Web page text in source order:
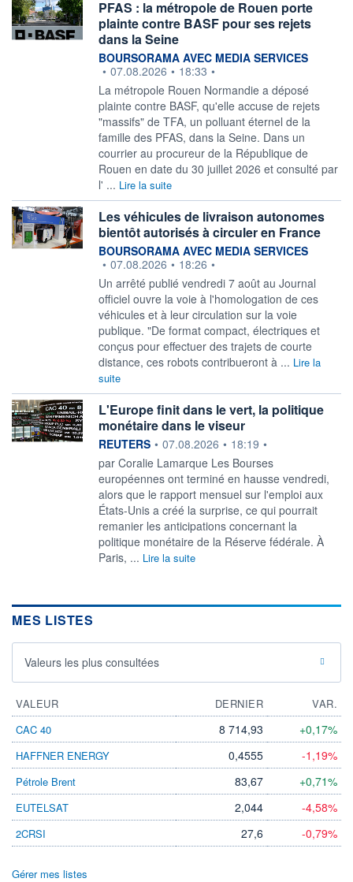
PFAS : la métropole de Rouen porte
plainte contre BASF pour ses rejets
dans la Seine
information fournie par
BOURSORAMA AVEC MEDIA SERVICES
• 07.08.2026 • 18:33 •
La métropole Rouen Normandie a déposé
plainte contre BASF, qu'elle accuse de rejets
"massifs" de TFA, un polluant éternel de la
famille des PFAS, dans la Seine. Dans un
courrier au procureur de la République de
Rouen en date du 30 juillet 2026 et consulté par
l' ... Lire la suite
Les véhicules de livraison autonomes
bientôt autorisés à circuler en France
information fournie par
BOURSORAMA AVEC MEDIA SERVICES
• 07.08.2026 • 18:26 •
Un arrêté publié vendredi 7 août au Journal
officiel ouvre la voie à l'homologation de ces
véhicules et à leur circulation sur la voie
publique. "De format compact, électriques et
conçus pour effectuer des trajets de courte
distance, ces robots contribueront à ... Lire la
suite
L'Europe finit dans le vert, la politique
monétaire dans le viseur
information fournie par
REUTERS • 07.08.2026 • 18:19 •
par Coralie Lamarque Les Bourses
européennes ont terminé en hausse vendredi,
alors que le rapport mensuel sur l'emploi ‌aux
États-Unis a créé la surprise, ce qui pourrait
remanier les anticipations concernant la
politique monétaire de la Réserve fédérale. À
Paris, ... Lire la suite
MES LISTES
Valeurs les plus consultées
VALEUR DERNIER
VAR.
CAC 40
8 714,93 +0,17%
HAFFNER ENERGY 0,4555 -1,19%
Pétrole Brent 83,67 +0,71%
EUTELSAT 2,044 -4,58%
2CRSI 27,6 -0,79%
Gérer mes listes